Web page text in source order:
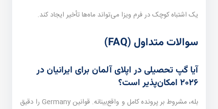
یک اشتباه کوچک در فرم ویزا می‌تواند ماه‌ها تأخیر ایجاد کند.
سوالات متداول (FAQ)
آیا گپ تحصیلی در اپلای آلمان برای ایرانیان در
۲۰۲۶ امکان‌پذیر است؟
بله، مشروط بر پرونده کامل و واقع‌بینانه. قوانین Germany را دقیق